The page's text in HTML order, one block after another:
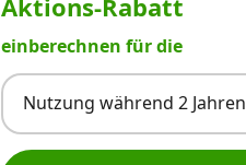
einberechnen für die
Nutzung während 2 Jahren